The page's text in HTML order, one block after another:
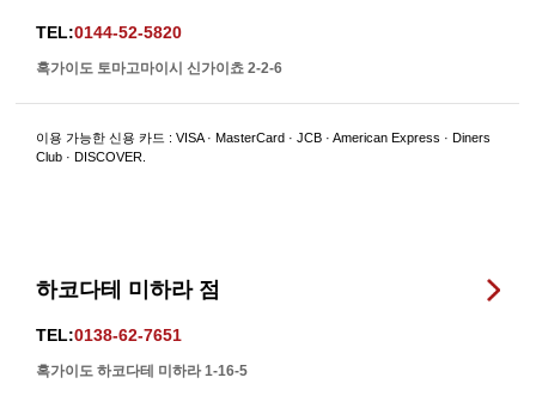
TEL:0144-52-5820
혹가이도 토마고마이시 신가이쵸 2-2-6
이용 가능한 신용 카드 : VISA · MasterCard · JCB · American Express · Diners
Club · DISCOVER.
하코다테 미하라 점
TEL:0138-62-7651
혹가이도 하코다테 미하라 1-16-5